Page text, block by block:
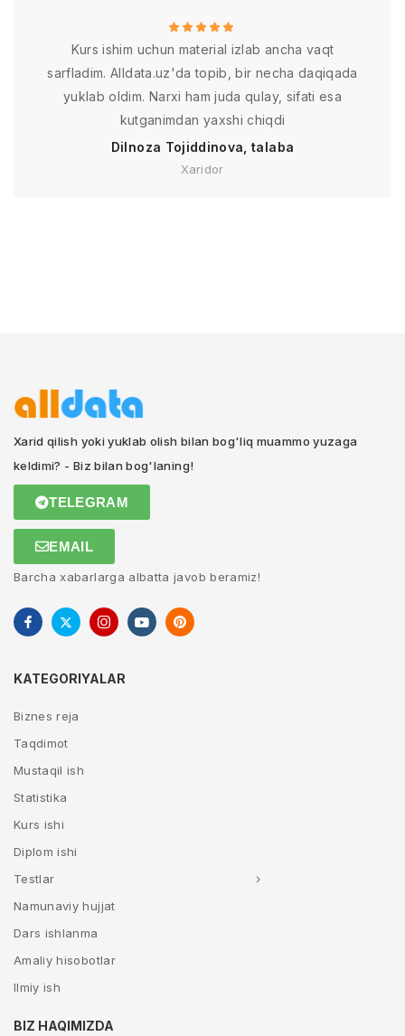
Kurs ishim uchun material izlab ancha vaqt
sarfladim. Alldata.uz'da topib, bir necha daqiqada
yuklab oldim. Narxi ham juda qulay, sifati esa
kutganimdan yaxshi chiqdi
Dilnoza Tojiddinova, talaba
Xaridor
Xarid qilish yoki yuklab olish bilan bog'liq muammo yuzaga
keldimi? - Biz bilan bog'laning!
TELEGRAM
EMAIL
Barcha xabarlarga albatta javob beramiz!
KATEGORIYALAR
Biznes reja
Taqdimot
Mustaqil ish
Statistika
Kurs ishi
Diplom ishi
Testlar
Namunaviy hujjat
Dars ishlanma
Amaliy hisobotlar
Ilmiy ish
BIZ HAQIMIZDA